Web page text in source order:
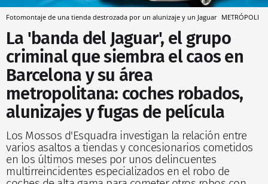
Fotomontaje de una tienda destrozada por un alunizaje y un Jaguar METRÓPOLI
La 'banda del Jaguar', el grupo
criminal que siembra el caos en
Barcelona y su área
metropolitana: coches robados,
alunizajes y fugas de película
Los Mossos d'Esquadra investigan la relación entre
varios asaltos a tiendas y concesionarios cometidos
en los últimos meses por unos delincuentes
multirreincidentes especializados en el robo de